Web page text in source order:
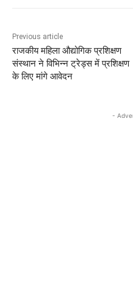
Previous article
राजकीय महिला औद्योगिक प्रशिक्षण
संस्थान ने विभिन्न ट्रेड्स में प्रशिक्षण
के लिए मांगे आवेदन
-